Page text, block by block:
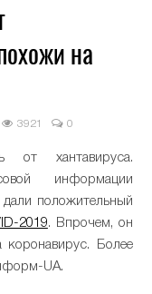
на
3921 0
от хантавируса.
информации
положительный
2019. Впрочем, он
Более
UA.